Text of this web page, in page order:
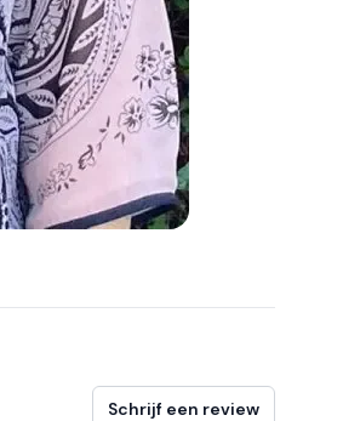
Schrijf een review